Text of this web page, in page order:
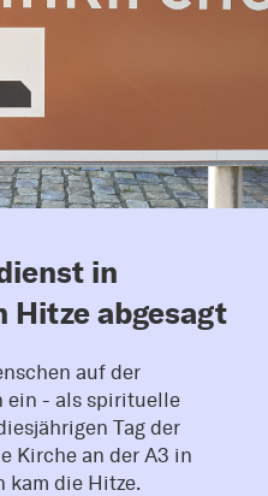
in
Hitze abgesagt
auf der
ein - als spirituelle
Tag der
Kirche an der A3 in
kam die Hitze.